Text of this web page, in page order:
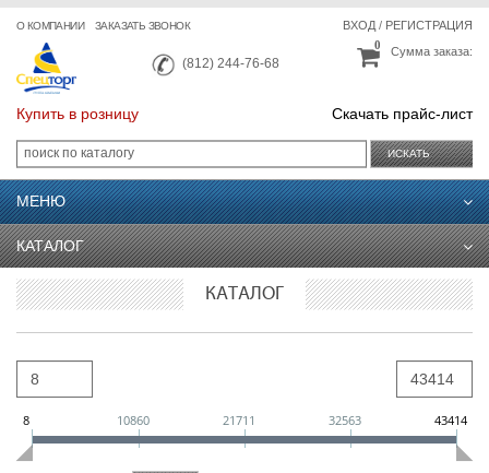
О КОМПАНИИ ЗАКАЗАТЬ ЗВОНОК
(812) 244-76-68
ВХОД/ РЕГИСТРАЦИЯ
Сумма заказа:
0
Купить в розницу Скачать прайс-лист
ИСКАТЬ
МЕНЮ
КАТАЛОГ
КАТАЛОГ
8 10860 21711 32563 43414